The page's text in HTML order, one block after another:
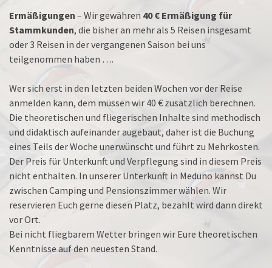
Ermäßigungen – Wir gewähren 40 € Ermäßigung für
Stammkunden, die bisher an mehr als 5 Reisen insgesamt
oder 3 Reisen in der vergangenen Saison bei uns
teilgenommen haben ….
Wer sich erst in den letzten beiden Wochen vor der Reise
anmelden kann, dem müssen wir 40 € zusätzlich berechnen.
Die theoretischen und fliegerischen Inhalte sind methodisch
und didaktisch aufeinander augebaut, daher ist die Buchung
eines Teils der Woche unerwünscht und führt zu Mehrkosten.
Der Preis für Unterkunft und Verpflegung sind in diesem Preis
nicht enthalten. In unserer Unterkunft in Meduno kannst Du
zwischen Camping und Pensionszimmer wählen. Wir
reservieren Euch gerne diesen Platz, bezahlt wird dann direkt
vor Ort.
Bei nicht fliegbarem Wetter bringen wir Eure theoretischen
Kenntnisse auf den neuesten Stand.